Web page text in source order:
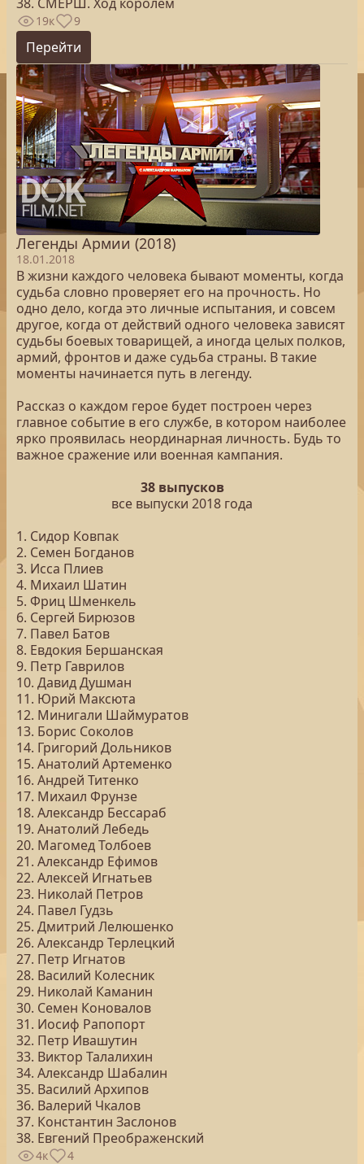
19к 9
Перейти
Легенды Армии (2018)
18.01.2018
В жизни каждого человека бывают моменты, когда
судьба словно проверяет его на прочность. Но
одно дело, когда это личные испытания, и совсем
другое, когда от действий одного человека зависят
судьбы боевых товарищей, а иногда целых полков,
армий, фронтов и даже судьба страны. В такие
моменты начинается путь в легенду.
Рассказ о каждом герое будет построен через
главное событие в его службе, в котором наиболее
ярко проявилась неординарная личность. Будь то
важное сражение или военная кампания.
38 выпусков
все выпуски 2018 года
1. Сидор Ковпак
2. Семен Богданов
3. Исса Плиев
4. Михаил Шатин
5. Фриц Шменкель
6. Сергей Бирюзов
7. Павел Батов
8. Евдокия Бершанская
9. Петр Гаврилов
10. Давид Душман
11. Юрий Максюта
12. Минигали Шаймуратов
13. Борис Соколов
14. Григорий Дольников
15. Анатолий Артеменко
16. Андрей Титенко
17. Михаил Фрунзе
18. Александр Бессараб
19. Анатолий Лебедь
20. Магомед Толбоев
21. Александр Ефимов
22. Алексей Игнатьев
23. Николай Петров
24. Павел Гудзь
25. Дмитрий Лелюшенко
26. Александр Терлецкий
27. Петр Игнатов
28. Василий Колесник
29. Николай Каманин
30. Семен Коновалов
31. Иосиф Рапопорт
32. Петр Ивашутин
33. Виктор Талалихин
34. Александр Шабалин
35. Василий Архипов
36. Валерий Чкалов
37. Константин Заслонов
38. Евгений Преображенский
4к 4